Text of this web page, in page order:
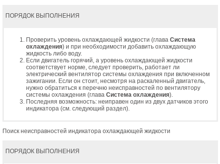
ПОРЯДОК ВЫПОЛНЕНИЯ
Проверить уровень охлаждающей жидкости (глава Система
охлаждения) и при необходимости добавить охлаждающую
жидкость либо воду.
Если двигатель горячий, а уровень охлаждающей жидкости
соответствует норме, следует проверить, работает ли
электрический вентилятор системы охлаждения при включенном
зажигании. Если он стоит, несмотря на раскаленный двигатель,
нужно обратиться к перечню неисправностей по вентилятору
системы охлаждения (глава Система охлаждения).
Последняя возможность: неиправен один из двух датчиков этого
индикатора (см. следующий раздел).
Поиск неисправностей индикатора охлаждающей жидкости
ПОРЯДОК ВЫПОЛНЕНИЯ